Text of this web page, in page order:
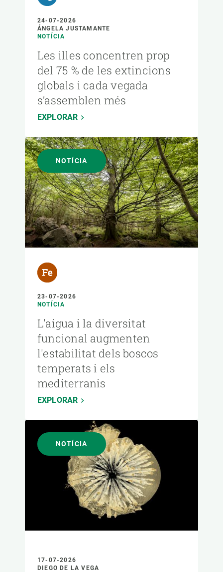
24-07-2026
ÁNGELA JUSTAMANTE
NOTÍCIA
Les illes concentren prop
del 75 % de les extincions
globals i cada vegada
s’assemblen més
EXPLORAR
NOTÍCIA
23-07-2026
NOTÍCIA
L'aigua i la diversitat
funcional augmenten
l'estabilitat dels boscos
temperats i els
mediterranis
EXPLORAR
NOTÍCIA
17-07-2026
DIEGO DE LA VEGA